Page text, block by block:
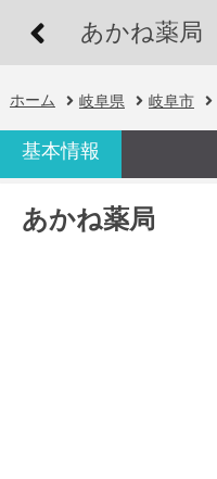
あかね薬局
ホーム 岐阜県 岐阜市
基本情報
あかね薬局